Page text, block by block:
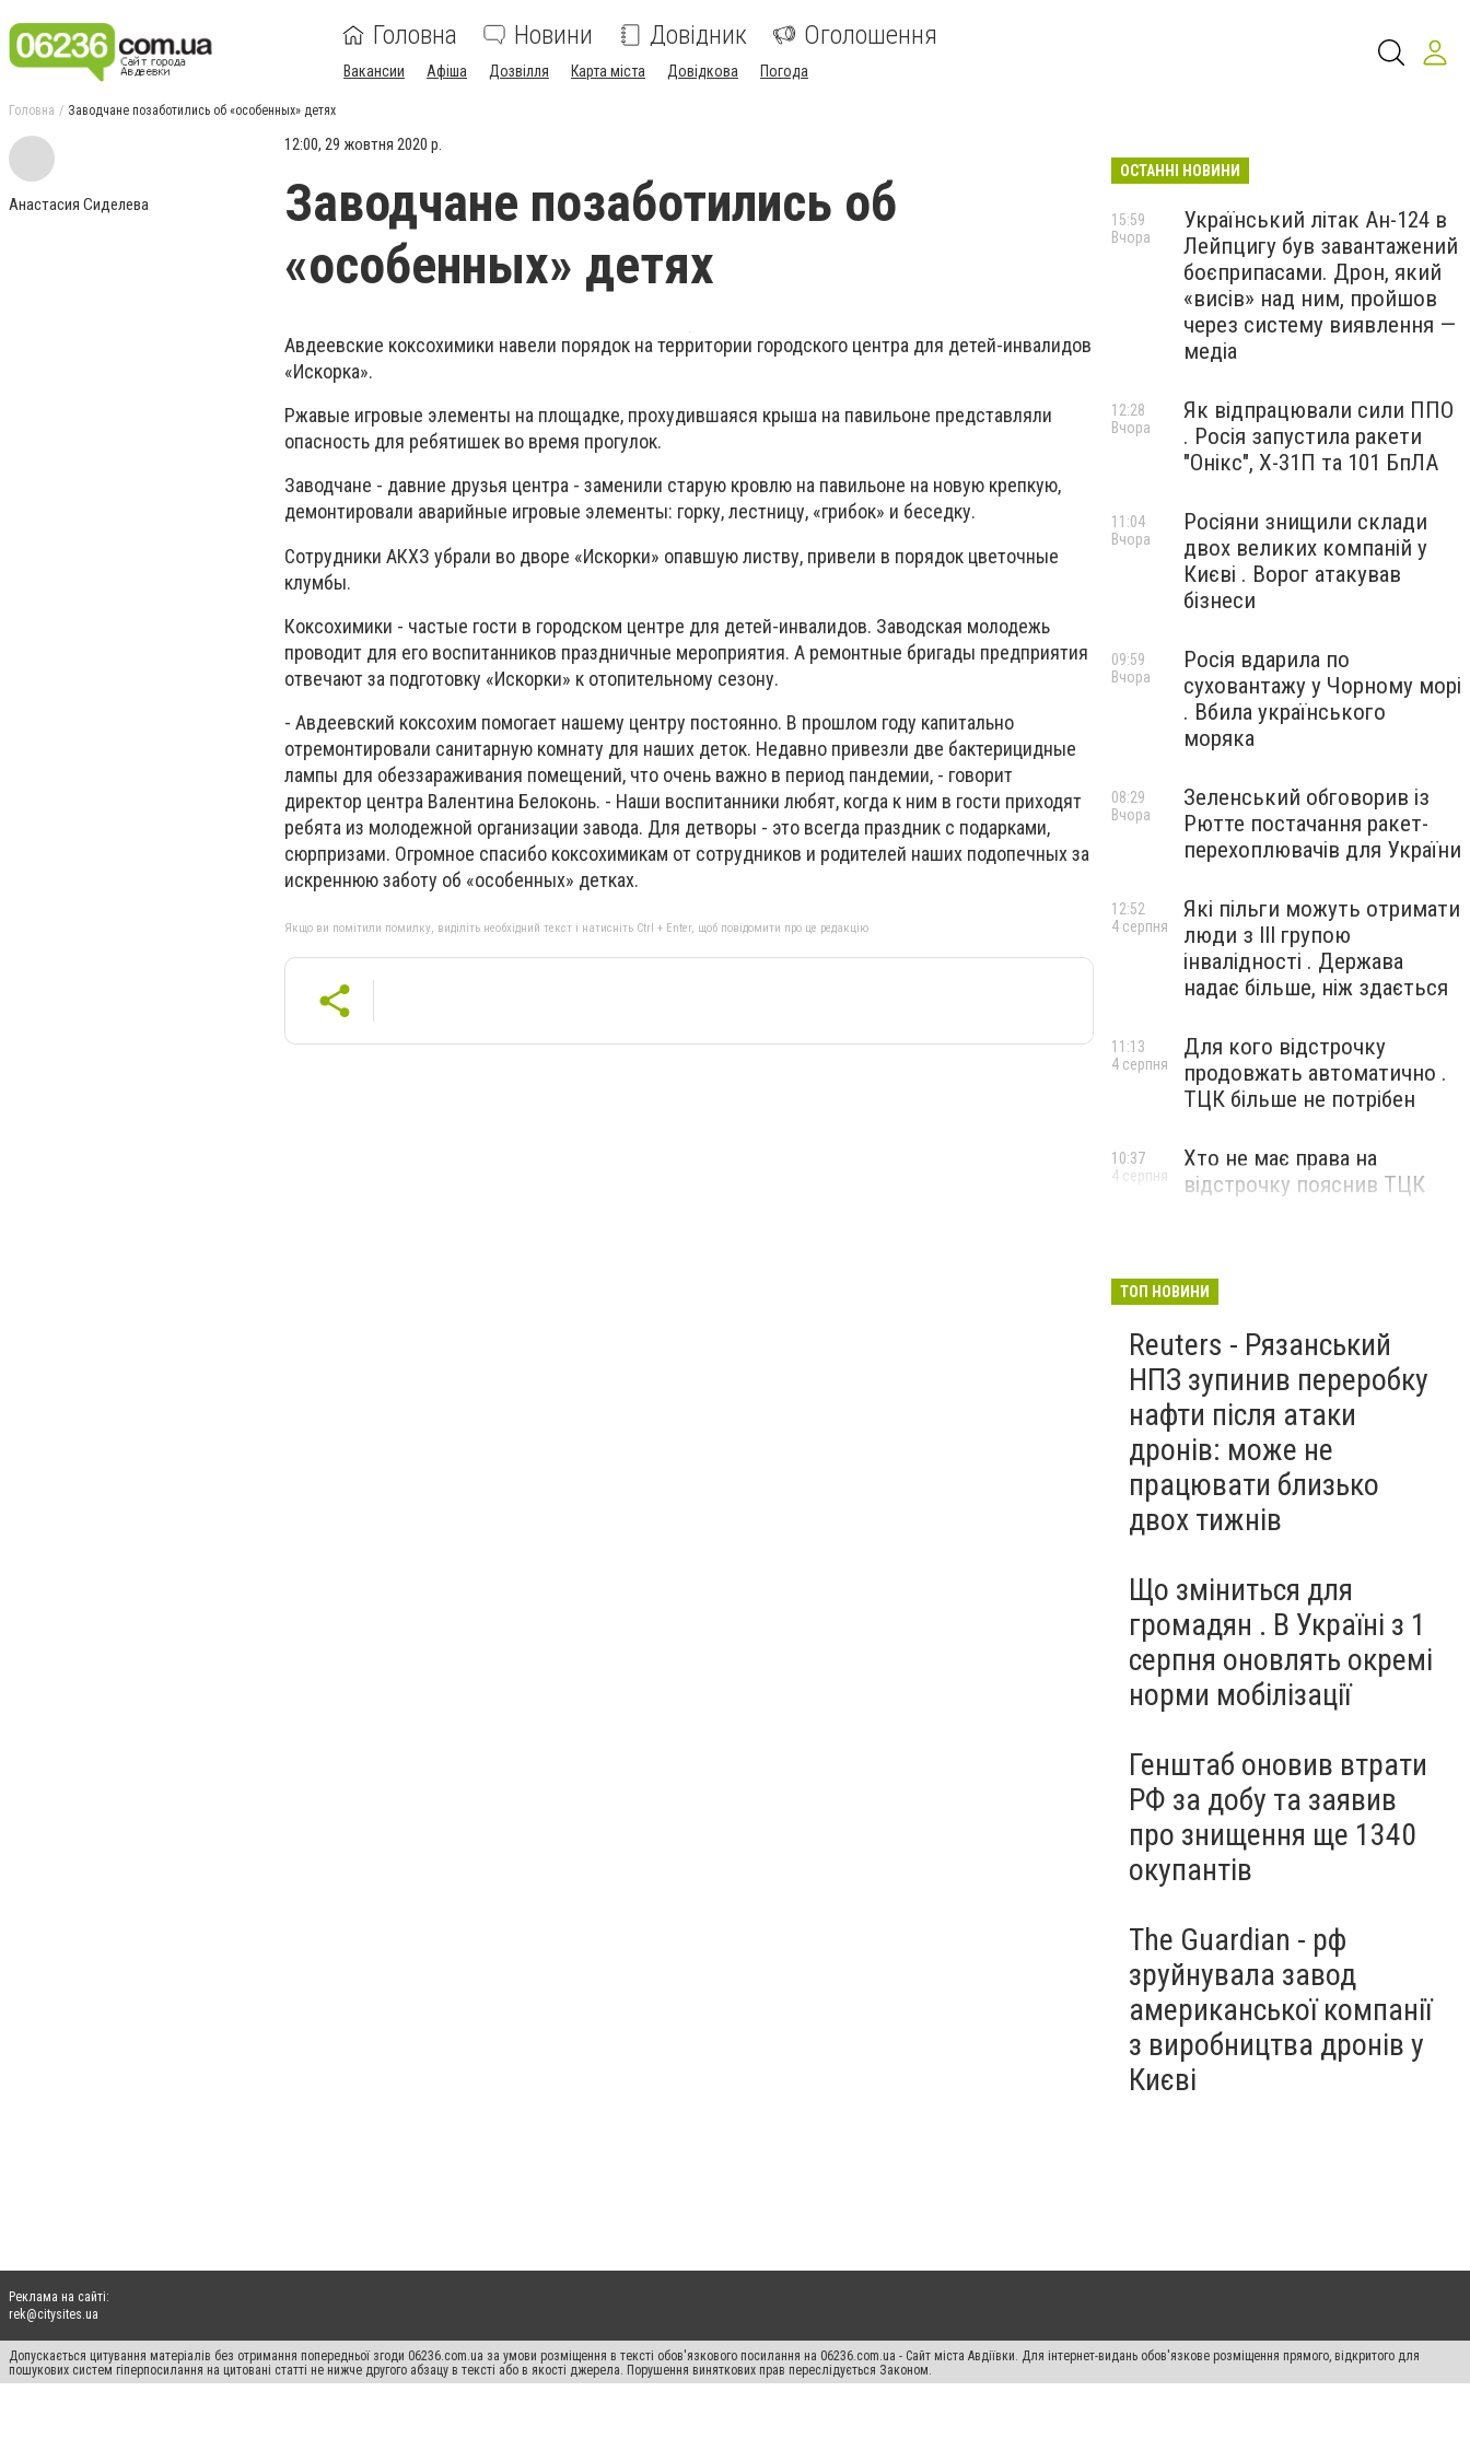
Головна Новини Довідник Оголошення
Вакансии Афіша Дозвілля Карта міста Довідкова Погода
Головна Заводчане позаботились об «особенных» детях
Анастасия Сиделева
12:00, 29 жовтня 2020 р.
Заводчане позаботились об
«особенных» детях
Авдеевские коксохимики навели порядок на территории городского центра для детей-инвалидов
«Искорка».
Ржавые игровые элементы на площадке, прохудившаяся крыша на павильоне представляли
опасность для ребятишек во время прогулок.
Заводчане - давние друзья центра - заменили старую кровлю на павильоне на новую крепкую,
демонтировали аварийные игровые элементы: горку, лестницу, «грибок» и беседку.
Сотрудники АКХЗ убрали во дворе «Искорки» опавшую листву, привели в порядок цветочные
клумбы.
Коксохимики - частые гости в городском центре для детей-инвалидов. Заводская молодежь
проводит для его воспитанников праздничные мероприятия. А ремонтные бригады предприятия
отвечают за подготовку «Искорки» к отопительному сезону.
- Авдеевский коксохим помогает нашему центру постоянно. В прошлом году капитально
отремонтировали санитарную комнату для наших деток. Недавно привезли две бактерицидные
лампы для обеззараживания помещений, что очень важно в период пандемии, - говорит
директор центра Валентина Белоконь. - Наши воспитанники любят, когда к ним в гости приходят
ребята из молодежной организации завода. Для детворы - это всегда праздник с подарками,
сюрпризами. Огромное спасибо коксохимикам от сотрудников и родителей наших подопечных за
искреннюю заботу об «особенных» детках.
Якщо ви помітили помилку, виділіть необхідний текст і натисніть Ctrl + Enter, щоб повідомити про це редакцію
ОСТАННІ НОВИНИ
Український літак Ан-124 в
Лейпцигу був завантажений
боєприпасами. Дрон, який
«висів» над ним, пройшов
через систему виявлення —
медіа
15:59
Вчора
Як відпрацювали сили ППО
. Росія запустила ракети
"Онікс", Х-31П та 101 БпЛА
12:28
Вчора
Росіяни знищили склади
двох великих компаній у
Києві . Ворог атакував
бізнеси
11:04
Вчора
Росія вдарила по
суховантажу у Чорному морі
. Вбила українського
моряка
09:59
Вчора
Зеленський обговорив із
Рютте постачання ракет-
перехоплювачів для України
08:29
Вчора
Які пільги можуть отримати
люди з III групою
інвалідності . Держава
надає більше, ніж здається
12:52
4 серпня
Для кого відстрочку
продовжать автоматично .
ТЦК більше не потрібен
11:13
4 серпня
Хто не має права на
відстрочку пояснив ТЦК
10:37
4 серпня
ТОП НОВИНИ
Reuters - Рязанський
НПЗ зупинив переробку
нафти після атаки
дронів: може не
працювати близько
двох тижнів
Що зміниться для
громадян . В Україні з 1
серпня оновлять окремі
норми мобілізації
Генштаб оновив втрати
РФ за добу та заявив
про знищення ще 1340
окупантів
The Guardian - рф
зруйнувала завод
американської компанії
з виробництва дронів у
Києві
Реклама на сайті:
rek@citysites.ua
Допускається цитування матеріалів без отримання попередньої згоди 06236.com.ua за умови розміщення в тексті обов'язкового посилання на 06236.com.ua - Сайт міста Авдіївки. Для інтернет-видань обов'язкове розміщення прямого, відкритого для
пошукових систем гіперпосилання на цитовані статті не нижче другого абзацу в тексті або в якості джерела. Порушення виняткових прав переслідується Законом.